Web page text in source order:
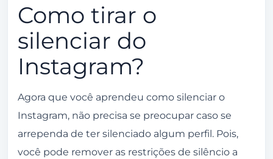
Como tirar o
silenciar do
Instagram?
Agora que você aprendeu como silenciar o
Instagram, não precisa se preocupar caso se
arrependa de ter silenciado algum perfil. Pois,
você pode remover as restrições de silêncio a